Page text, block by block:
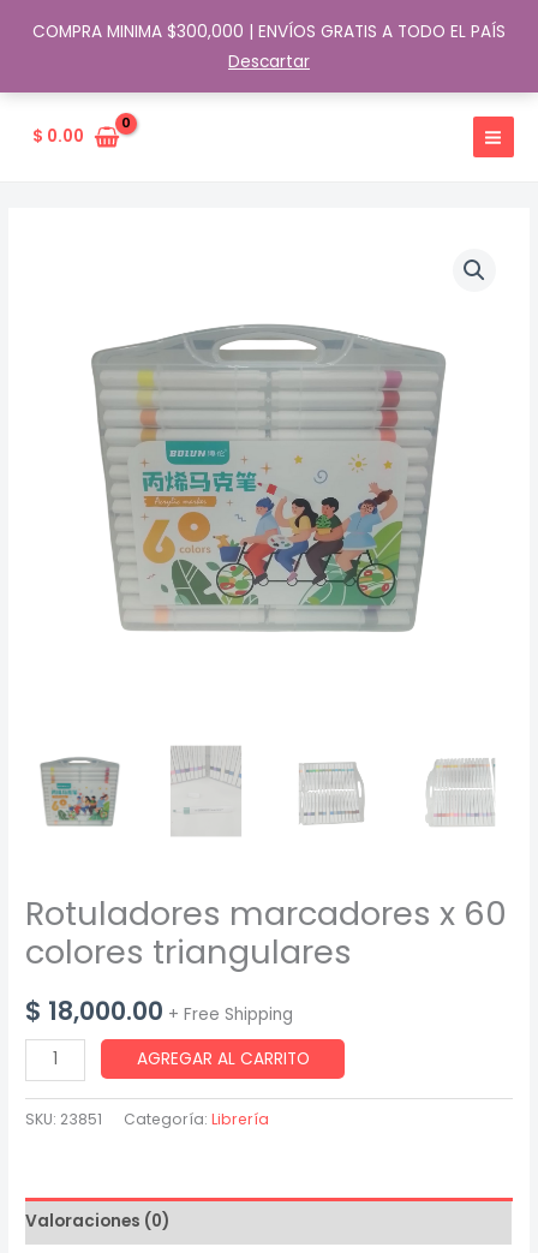
COMPRA MINIMA $300,000 | ENVÍOS GRATIS A TODO EL PAÍS
Descartar
$ 0.00
Rotuladores marcadores x 60
colores triangulares
$ 18,000.00 + Free Shipping
Rotuladores
marcadores
x
triangulares
cantidad
AGREGAR AL CARRITO
SKU: 23851 Categoría:Librería
Valoraciones (0)